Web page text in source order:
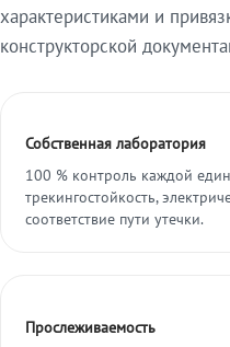
характеристиками и
конструкторской
Собственная лаборатория
100 % контроль каждой
трекингостойкость,
соответствие пути утечки.
Прослеживаемость